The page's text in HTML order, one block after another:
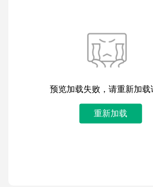
预览加载失败，请重新加载
重新加载